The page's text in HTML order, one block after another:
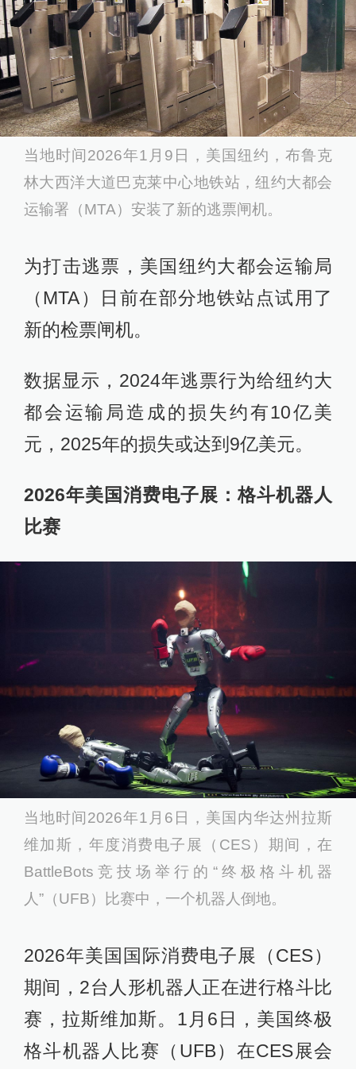
当地时间2026年1月9日，美国纽约，布鲁克
林大西洋大道巴克莱中心地铁站，纽约大都会
运输署（MTA）安装了新的逃票闸机。
为打击逃票，美国纽约大都会运输局
（MTA）日前在部分地铁站点试用了
新的检票闸机。
数据显示，2024年逃票行为给纽约大
都会运输局造成的损失约有10亿美
元，2025年的损失或达到9亿美元。
2026年美国消费电子展：格斗机器人
比赛
当地时间2026年1月6日，美国内华达州拉斯
维加斯，年度消费电子展（CES）期间，在
BattleBots竞技场举行的“终极格斗机器
人”（UFB）比赛中，一个机器人倒地。
2026年美国国际消费电子展（CES）
期间，2台人形机器人正在进行格斗比
赛，拉斯维加斯。1月6日，美国终极
格斗机器人比赛（UFB）在CES展会